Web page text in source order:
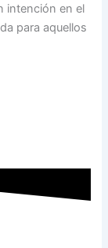
intención en el
para aquellos